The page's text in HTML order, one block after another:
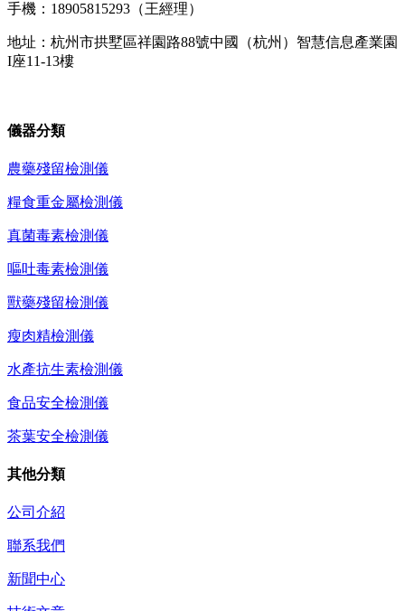
手機：18905815293（王經理）
地址：杭州市拱墅區祥園路88號中國（杭州）智慧信息產業園
I座11-13樓
儀器分類
農藥殘留檢測儀
糧食重金屬檢測儀
真菌毒素檢測儀
嘔吐毒素檢測儀
獸藥殘留檢測儀
瘦肉精檢測儀
水產抗生素檢測儀
食品安全檢測儀
茶葉安全檢測儀
其他分類
公司介紹
聯系我們
新聞中心